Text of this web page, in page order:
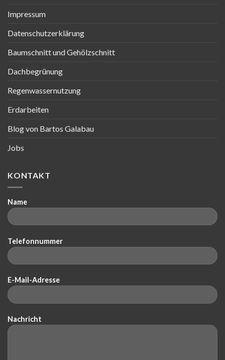
Impressum
Datenschutzerklärung
Baumschnitt und Gehölzschnitt
Dachbegrünung
Regenwassernutzung
Erdarbeiten
Blog von Bartos Galabau
Jobs
KONTAKT
Name
Telefonnummer
E-Mail-Adresse
Nachricht